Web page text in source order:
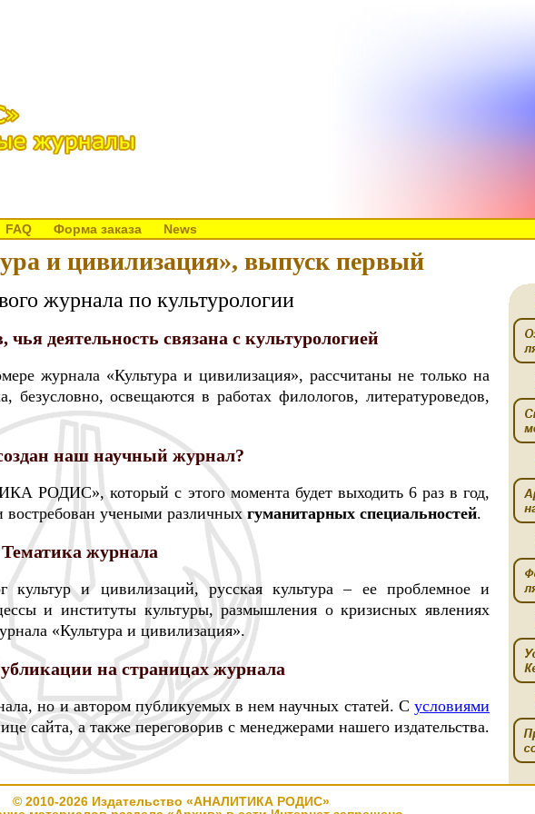
FAQ Форма заказа News
и цивилизация», выпуск первый
журнала по культурологии
деятельность связана с культурологией
журнала «Культура и цивилизация», рассчитаны не только на
безусловно, освещаются в работах филологов, литературоведов,
наш научный журнал?
РОДИС», который с этого момента будет выходить 6 раз в год,
востребован учеными различныхгуманитарных специальностей.
Тематика журнала
культур и цивилизаций, русская культура – ее проблемное и
и институты культуры, размышления о кризисных явлениях
«Культура и цивилизация».
на страницах журнала
но и автором публикуемых в нем научных статей. С условиями
сайта, а также переговорив с менеджерами нашего издательства.
© 2010-2026 Издательство «АНАЛИТИКА РОДИС»